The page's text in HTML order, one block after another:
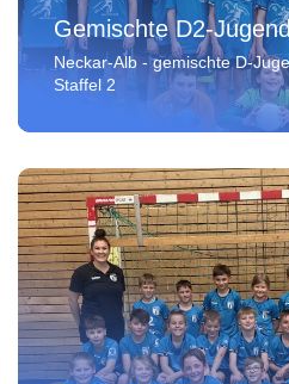
Gemischte D2-
Neckar-Alb - gemischte D-
Staffel 2